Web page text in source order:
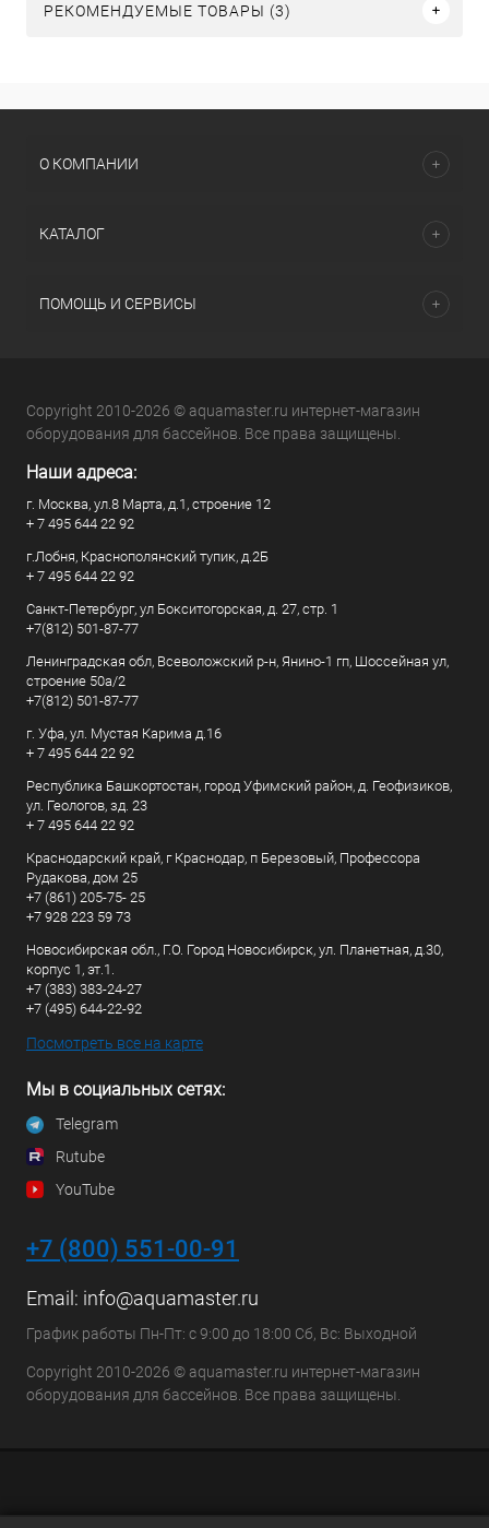
РЕКОМЕНДУЕМЫЕ ТОВАРЫ (3)
О КОМПАНИИ
КАТАЛОГ
ПОМОЩЬ И СЕРВИСЫ
Copyright 2010-2026 © aquamaster.ru интернет-магазин
оборудования для бассейнов. Все права защищены.
Наши адреса:
г. Москва, ул.8 Марта, д.1, строение 12
+ 7 495 644 22 92
г.Лобня, Краснополянский тупик, д.2Б
+ 7 495 644 22 92
Санкт-Петербург, ул Бокситогорская, д. 27, стр. 1
+7(812) 501-87-77
Ленинградская обл, Всеволожский р-н, Янино-1 гп, Шоссейная ул,
строение 50а/2
+7(812) 501-87-77
г. Уфа, ул. Мустая Карима д.16
+ 7 495 644 22 92
Республика Башкортостан, город Уфимский район, д. Геофизиков,
ул. Геологов, зд. 23
+ 7 495 644 22 92
Краснодарский край, г Краснодар, п Березовый, Профессора
Рудакова, дом 25
+7 (861) 205-75- 25
+7 928 223 59 73
Новосибирская обл., Г.О. Город Новосибирск, ул. Планетная, д.30,
корпус 1, эт.1.
+7 (383) 383-24-27
+7 (495) 644-22-92
Посмотреть все на карте
Мы в социальных сетях:
Telegram
Rutube
YouTube
+7 (800) 551-00-91
Email: info@aquamaster.ru
График работы Пн-Пт: с 9:00 до 18:00 Сб, Вс: Выходной
Copyright 2010-2026 © aquamaster.ru интернет-магазин
оборудования для бассейнов. Все права защищены.